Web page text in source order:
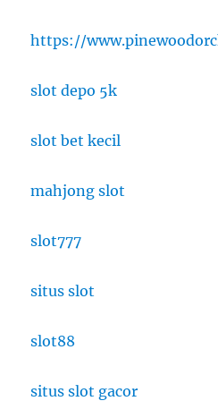
https://
slot depo 5k
slot bet kecil
mahjong slot
slot777
situs slot
slot88
situs slot gacor